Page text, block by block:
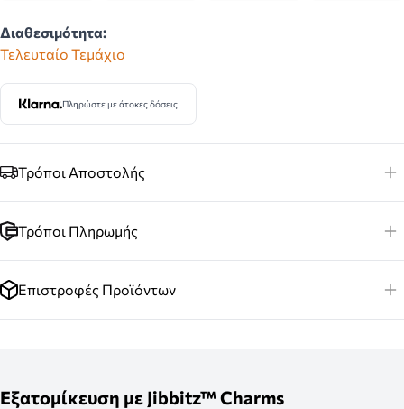
Διαθεσιμότητα:
Τελευταίο Τεμάχιο
Πληρώστε με άτοκες δόσεις
Τρόποι Αποστολής
Τρόποι Πληρωμής
Επιστροφές Προϊόντων
Εξατομίκευση με Jibbitz™ Charms